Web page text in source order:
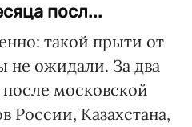
посл...
такой прыти от
не ожидали. За два
московской
России, Казахстана,